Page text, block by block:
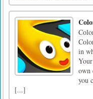
in
own
you
[...]